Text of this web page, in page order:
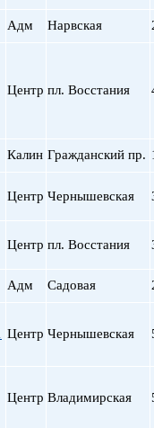
Адм Нарвская
Центр пл. Восстания
Калин Гражданский пр.
Центр Чернышевская
Центр пл. Восстания
Адм Садовая
Центр Чернышевская
Центр Владимирская